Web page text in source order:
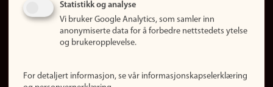
Om nettstedet
Informasjonskapsler
Statistikk og analyse
Vi bruker Google Analytics, som samler inn
anonymiserte data for å forbedre nettstedets ytelse
og brukeropplevelse.
For detaljert informasjon, se vår informasjonskapselerklæring